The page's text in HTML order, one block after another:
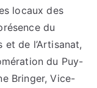
locaux des
du
de l’Artisanat,
du Puy-
Bringer, Vice-